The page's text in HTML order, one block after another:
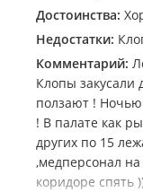
Достоинства:
Недостатки:
Комментарий:
Клопы закусали
ползают ! Ночью
! В палате как
других по 15
,медперсонал
коридоре спять